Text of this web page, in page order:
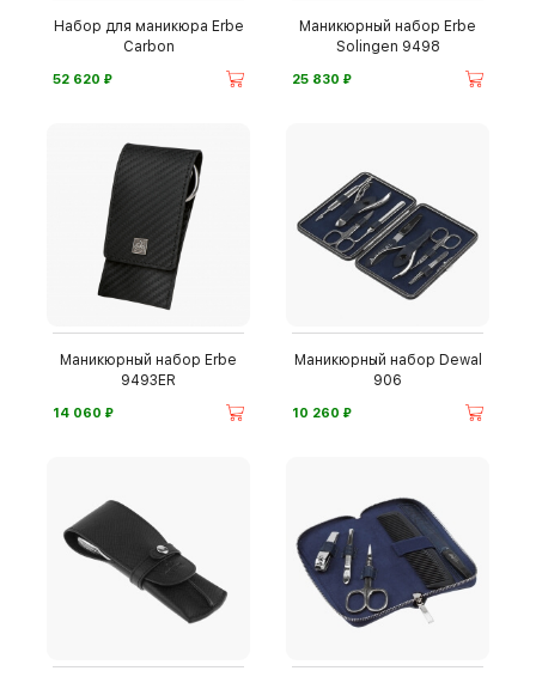
Набор для маникюра Erbe
Carbon
52 620 ⃏
Маникюрный набор Erbe
Solingen 9498
25 830 ⃏
Маникюрный набор Erbe
9493ER
14 060 ⃏
Маникюрный набор Dewal
906
10 260 ⃏